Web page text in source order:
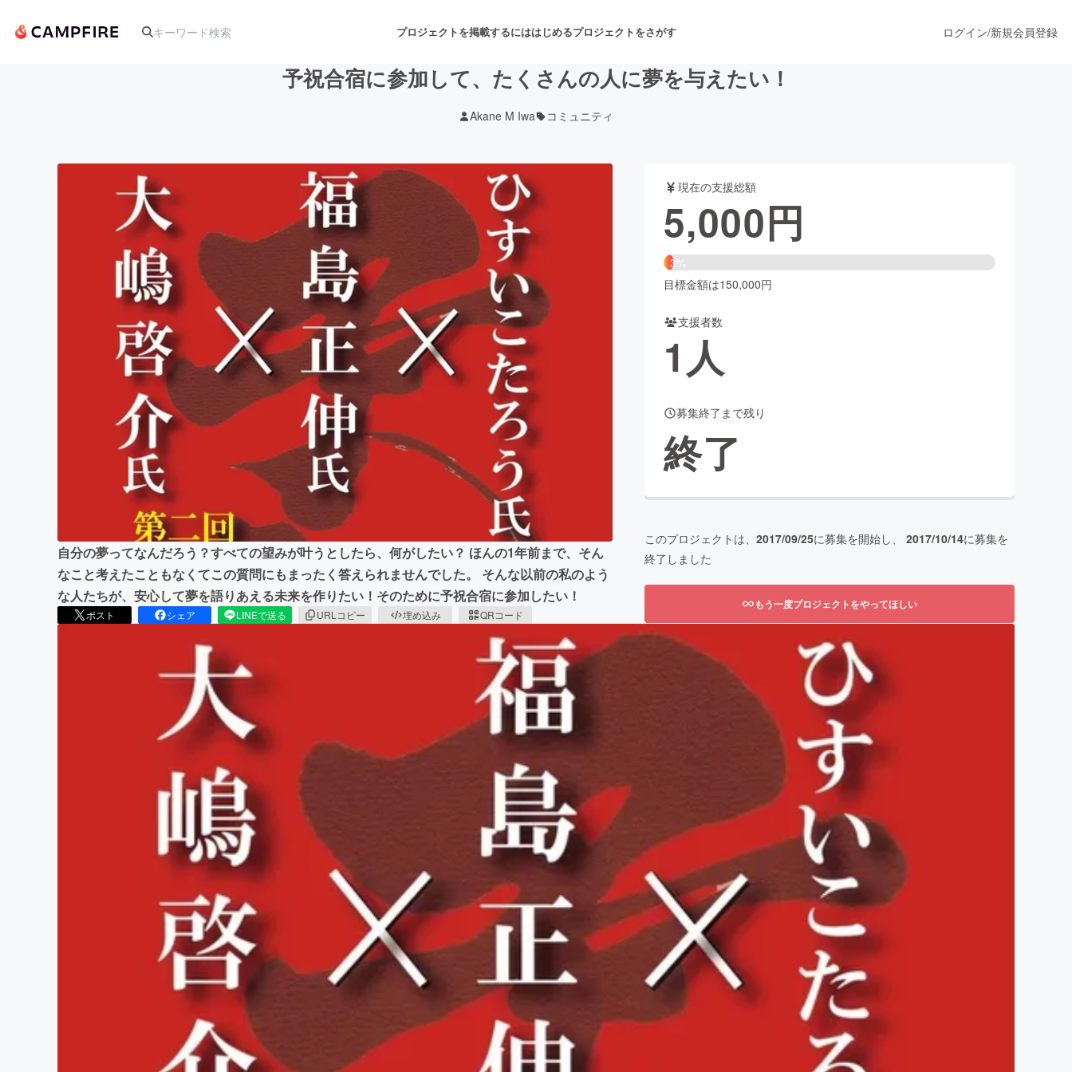
プロジェクトを掲載するにははじめるプロジェクトをさがす
アート・写真 舞台・パフォーマンス
テクノロジー・ガジェット ゲーム・サービス開発
映像・映画 書籍・雑誌出版
ビジネス・起業 チャレンジ ビューティー・ヘルスケア
まちづくり・地域活性化
CAMPFIRE for Social Good
CAMPFIREふるさと納税
ログイン/新規会員登録
予祝合宿に参加して、たくさんの人に夢を与えたい！
Akane M Iwa コミュニティ
自分の夢ってなんだろう？すべての望みが叶うとしたら、何がしたい？ ほんの1年前まで、そん
なこと考えたこともなくてこの質問にもまったく答えられませんでした。 そんな以前の私のよう
な人たちが、安心して夢を語りあえる未来を作りたい！そのために予祝合宿に参加したい！
ポスト シェア LINEで送る URLコピー 埋め込み QRコード
現在の支援総額
5,000円
3%
目標金額は150,000円
支援者数
1人
募集終了まで残り
終了
このプロジェクトは、 2017/09/25に募集を開始し、 2017/10/14に募集を
終了しました
もう一度プロジェクトをやってほしい